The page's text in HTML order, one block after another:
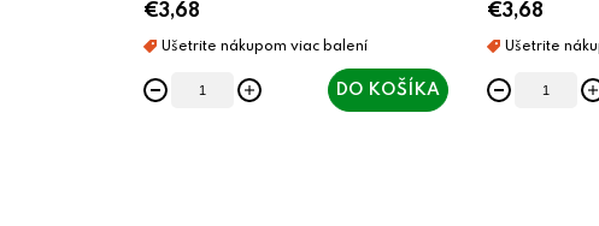
€3,68
DO KOŠÍKA
€3,68